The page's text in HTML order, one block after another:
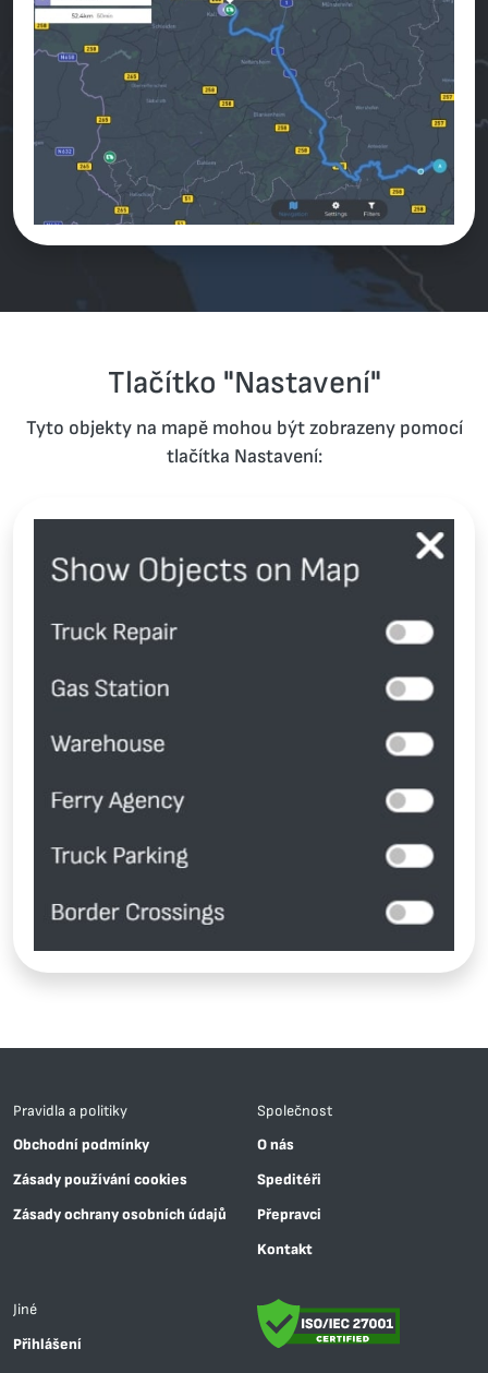
Tlačítko "Nastavení"
Tyto objekty na mapě mohou být zobrazeny pomocí
tlačítka Nastavení:
Pravidla a politiky
Obchodní podmínky
Zásady používání cookies
Zásady ochrany osobních údajů
Společnost
O nás
Speditéři
Přepravci
Kontakt
Jiné
Přihlášení